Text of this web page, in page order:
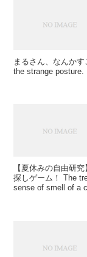
まるさん、なんか
【夏休みの自由研
探しゲーム！ The
sense of smell of a